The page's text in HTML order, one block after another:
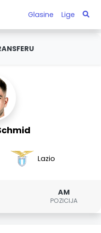
Glasine Lige
Lazio
AM
POZICIJA